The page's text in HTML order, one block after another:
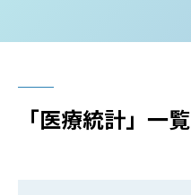
「医療統計」一覧